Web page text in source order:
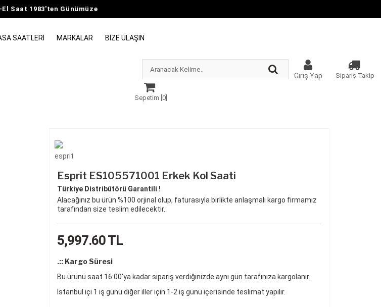
El Saat 1983'ten Günümüze
SAATLERI MARKALAR BIZE ULAŞIN
Giriş Yap Sipariş Takip
Sepetim [ 0]
Esprit ES105571001 Erkek Kol Saati
Türkiye Distribütörü Garantili !
Alacağınız bu ürün %100 orjinal olup, faturasıyla birlikte anlaşmalı kargo firmamız
tarafından size teslim edilecektir.
5,997.60TL
.:: Kargo Süresi
Bu ürünü saat 16:00'ya kadar sipariş verdiğinizde aynı gün tarafınıza kargolanır.
İstanbul içi 1 iş günü diğer iller için 1-2 iş günü içerisinde teslimat yapılır.